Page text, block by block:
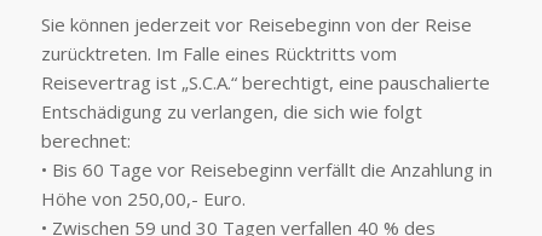
Sie können jederzeit vor Reisebeginn von der Reise
zurücktreten. Im Falle eines Rücktritts vom
Reisevertrag ist „S.C.A.“ berechtigt, eine pauschalierte
Entschädigung zu verlangen, die sich wie folgt
berechnet:
• Bis 60 Tage vor Reisebeginn verfällt die Anzahlung in
Höhe von 250,00,- Euro.
• Zwischen 59 und 30 Tagen verfallen 40 % des